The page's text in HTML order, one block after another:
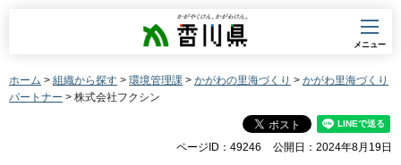
香川県
メニュー
ホーム > 組織から探す > 環境管理課 > かがわの里海づくり > かがわ里海づくり
パートナー > 株式会社フクシン
ページID：49246 公開日：2024年8月19日